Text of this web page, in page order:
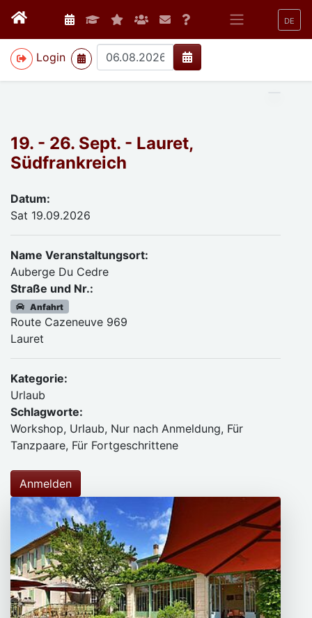
DE
Login
>
19. - 26. Sept. - Lauret,
Südfrankreich
Datum:
Sat 19.09.2026
Name Veranstaltungsort:
Auberge Du Cedre
Straße und Nr.:
Anfahrt
Route Cazeneuve 969
Lauret
Kategorie:
Urlaub
Schlagworte:
Workshop, Urlaub, Nur nach Anmeldung, Für
Tanzpaare, Für Fortgeschrittene
Anmelden